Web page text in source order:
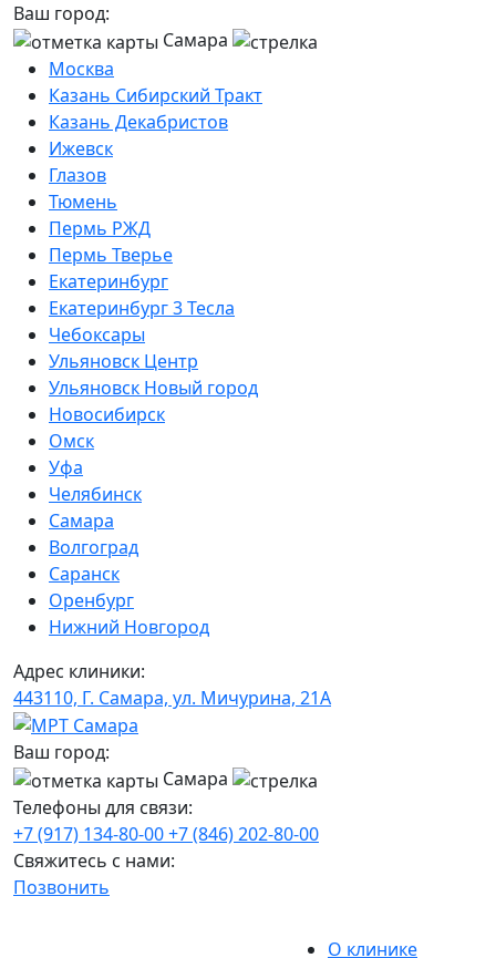
Ваш город:
Самара
Москва
Казань Сибирский Тракт
Казань Декабристов
Ижевск
Глазов
Тюмень
Пермь РЖД
Пермь Тверье
Екатеринбург
Екатеринбург 3 Тесла
Чебоксары
Ульяновск Центр
Ульяновск Новый город
Новосибирск
Омск
Уфа
Челябинск
Самара
Волгоград
Саранск
Оренбург
Нижний Новгород
Адрес клиники:
443110, Г. Самара, ул. Мичурина, 21А
Ваш город:
Самара
Телефоны для связи:
+7 (917) 134-80-00+7 (846) 202-80-00
Свяжитесь с нами:
Позвонить
О клинике